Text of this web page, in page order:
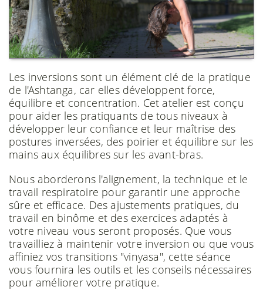
Les inversions sont un élément clé de la pratique
de l'Ashtanga, car elles développent force,
équilibre et concentration. Cet atelier est conçu
pour aider les pratiquants de tous niveaux à
développer leur confiance et leur maîtrise des
postures inversées, des poirier et équilibre sur les
mains aux équilibres sur les avant-bras.
Nous aborderons l'alignement, la technique et le
travail respiratoire pour garantir une approche
sûre et efficace. Des ajustements pratiques, du
travail en binôme et des exercices adaptés à
votre niveau vous seront proposés. Que vous
travailliez à maintenir votre inversion ou que vous
affiniez vos transitions "vinyasa", cette séance
vous fournira les outils et les conseils nécessaires
pour améliorer votre pratique.